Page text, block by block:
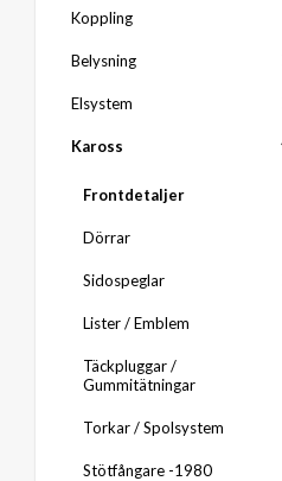
Koppling
Belysning
Elsystem
Kaross
Frontdetaljer
Dörrar
Sidospeglar
Lister / Emblem
Täckpluggar /
Gummitätningar
Torkar / Spolsystem
Stötfångare -1980